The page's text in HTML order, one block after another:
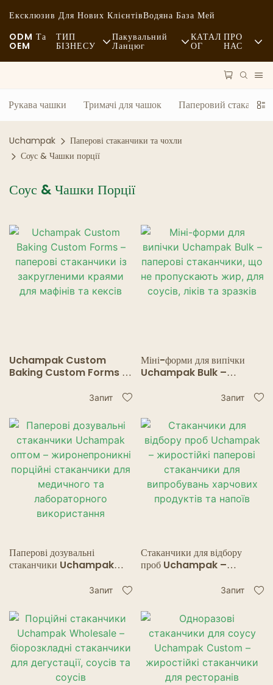
Ексклюзив Для Нових КлієнтівВодяна База Мей
ODM Та
OEM
ТИП
БІЗНЕСУ
Повсякденний
Кафе Та Кав'ярні
Шведський Стіл
Пекарня
Жирна Ложка
Ресторани-Привиди
Пакувальний
Ланцюг
Транспорт
Технології
КАТАЛ
ОГ
ПРО
НАС
Новини
Сталий
Рукава чашки Тримачі для чашок Паперовий стакан з
Uchampak
Паперові стаканчики та чохли
Соус & Чашки порції
Соус & Чашки Порції
Uchampak Custom
Baking Custom Forms –
закругленими краями для
Запит
Міні-форми для випічки
Uchampak Bulk –
пропускають жир, для соусів,
Запит
Паперові дозувальні
стаканчики Uchampak
порційні стаканчики для
використання
Запит
Стаканчики для відбору
проб Uchampak –
стаканчики для випробувань
напоїв
Запит